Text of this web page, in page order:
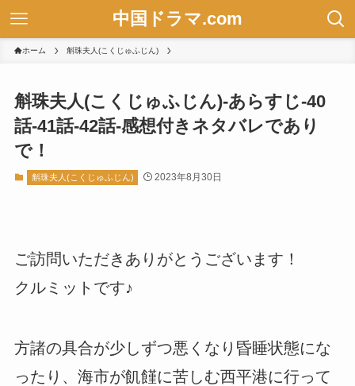
中国ドラマ.com
ホーム 斛珠夫人(こくじゅふじん)
斛珠夫人(こくじゅふじん)-あらすじ-40
話-41話-42話-感想付きネタバレであり
で！
斛珠夫人(こくじゅふじん) 2023年8月30日
ご訪問いただきありがとうございます！
クルミットです♪
方諸の具合が少しずつ悪くなり昏睡状態にな
ったり、海市が飢饉に苦しむ西平港に行って